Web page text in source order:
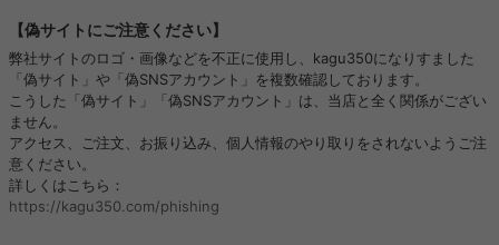
【偽サイトにご注意ください】
弊社サイトのロゴ・画像などを不正に使用し、kagu350になりすました
「偽サイト」や「偽SNSアカウント」を複数確認しております。
こうした「偽サイト」「偽SNSアカウント」は、当店と全く関係がござい
ません。
アクセス、ご注文、お振り込み、個人情報のやり取りをされないようご注
意ください。
詳しくはこちら：
https://kagu350.com/phishing